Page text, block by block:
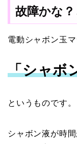
故障かな
電動シャボン玉
「シャボ
というものです。
シャボン液が時